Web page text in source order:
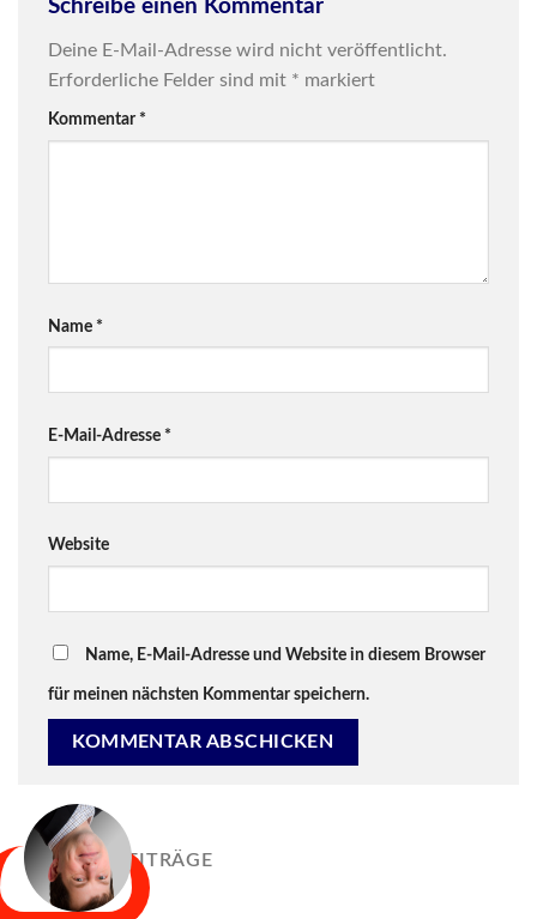
Schreibe einen Kommentar
Deine E-Mail-Adresse wird nicht veröffentlicht.
Erforderliche Felder sind mit * markiert
Kommentar *
Name *
E-Mail-Adresse *
Website
Name, E-Mail-Adresse und Website in diesem Browser
für meinen nächsten Kommentar speichern.
NEUESTE BEITRÄGE